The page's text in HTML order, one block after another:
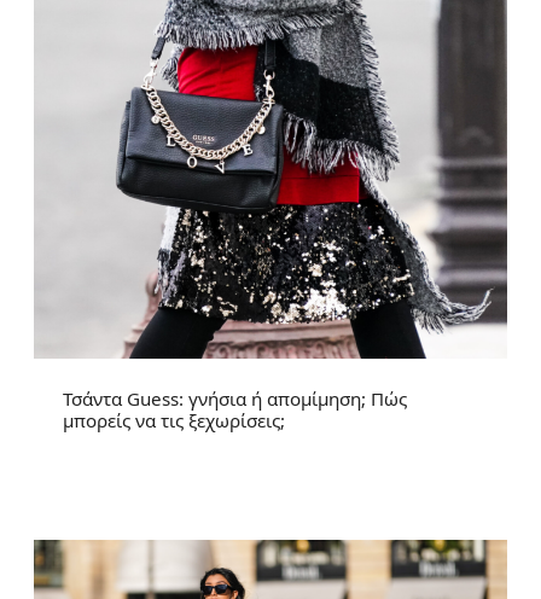
Τσάντα Guess: γνήσια ή απομίμηση; Πώς
μπορείς να τις ξεχωρίσεις;